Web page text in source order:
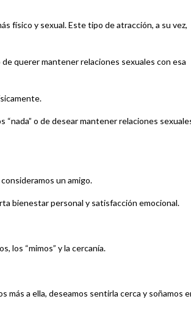
físico y sexual. Este tipo de atracción, a su vez,
querer mantener relaciones sexuales con esa
“nada” o de desear mantener relaciones
un amigo.
bienestar personal y satisfacción emocional.
los “mimos” y la cercanía.
más a ella, deseamos sentirla cerca y soñamos